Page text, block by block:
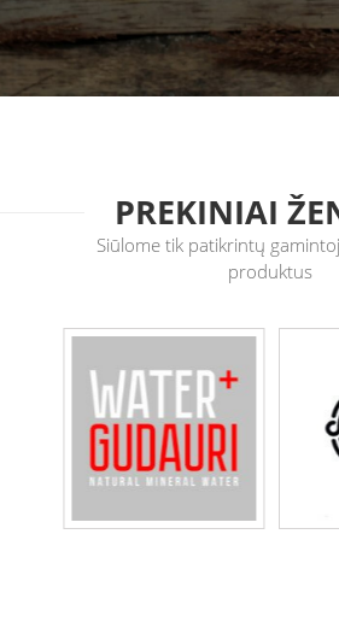
PREKINIAI
Siūlome tik patikrintų
produktus